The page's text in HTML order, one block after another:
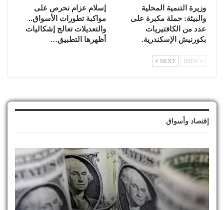
وزيرة التنمية المحلية
والبيئة: حملة مكبرة على
عدد من الكافتيريات
بكورنيش الإسكندرية.
إسلام عزام نحرص على
مواكبة تطورات الأسواق..
والتعديلات تعالج إشكاليات
أظهرها التطبيق…
NEXT
إقتصاد وأسواق